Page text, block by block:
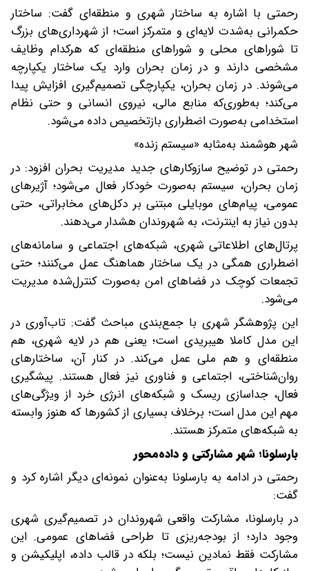
رحمتی با اشاره به ساختار شهری و منطقه‌ای گفت: ساختار
حکمرانی به‌شدت لایه‌ای و متمرکز است؛ از شهرداری‌های بزرگ
تا شوراهای محلی و شوراهای منطقه‌ای که هرکدام وظایف
مشخصی دارند و در زمان بحران وارد یک ساختار یکپارچه
می‌شوند. در زمان بحران، یکپارچگی تصمیم‌گیری افزایش پیدا
می‌کند؛ به‌طوری‌که منابع مالی، نیروی انسانی و حتی نظام
استخدامی به‌صورت اضطراری بازتخصیص داده می‌شود.
‌شهر هوشمند به‌مثابه «سیستم زنده»
رحمتی در توضیح سازوکارهای جدید مدیریت بحران افزود: در
زمان بحران، سیستم به‌صورت خودکار فعال می‌شود؛ آژیرهای
عمومی، پیام‌های موبایلی مبتنی بر دکل‌های مخابراتی، حتی
بدون نیاز به اینترنت، به شهروندان هشدار می‌دهند.
پرتال‌های اطلاعاتی شهری، شبکه‌های اجتماعی و سامانه‌های
اضطراری همگی در یک ساختار هماهنگ عمل می‌کنند؛ حتی
تجمعات کوچک در فضاهای امن به‌صورت کنترل‌شده مدیریت
می‌شود.
این پژوهشگر شهری با جمع‌بندی مباحث گفت: تاب‌آوری در
این مدل کاملا هیبریدی است؛ یعنی هم در لایه شهری، هم
منطقه‌ای و هم ملی عمل می‌کند. در کنار آن، ساختارهای
روان‌شناختی، اجتماعی و فناوری نیز فعال هستند. پیشگیری
فعال، جداسازی ریسک و شبکه‌های انرژی خرد از ویژگی‌های
مهم این مدل است؛ برخلاف بسیاری از کشورها که هنوز وابسته
به شبکه‌های متمرکز هستند.
‌بارسلونا؛ شهر مشارکتی و داده‌محور
رحمتی در ادامه به بارسلونا به‌عنوان نمونه‌ای دیگر اشاره کرد و
گفت:
در بارسلونا، مشارکت واقعی شهروندان در تصمیم‌گیری شهری
وجود دارد؛ از بودجه‌ریزی تا طراحی فضاهای عمومی. این
مشارکت فقط نمادین نیست؛ بلکه در قالب داده، اپلیکیشن و